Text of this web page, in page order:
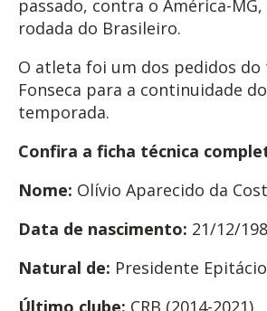
passado, contra o América-MG,
rodada do Brasileiro.
O atleta foi um dos pedidos do
Fonseca para a continuidade
temporada.
Confira a ficha técnica
Nome: Olívio Aparecido da
Data de nascimento: 21/12/
Natural de: Presidente
Último clube: CRB (2014-2021).